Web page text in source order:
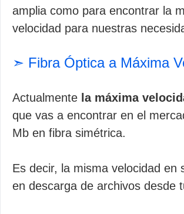
amplia como para encontrar la
velocidad para nuestras
➣ Fibra Óptica a Máxima
Actualmente la máxima
que vas a encontrar en el
Mb en fibra simétrica.
Es decir, la misma velocidad en
en descarga de archivos desde